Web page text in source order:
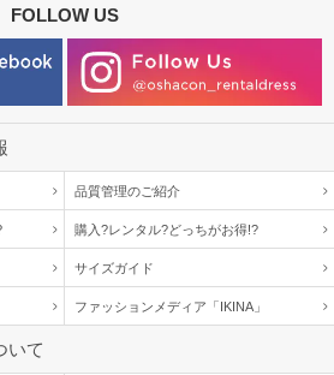
FOLLOW US
品質管理のご紹介
購入?レンタル?どっちがお得!?
サイズガイド
ファッションメディア「IKINA」
いて